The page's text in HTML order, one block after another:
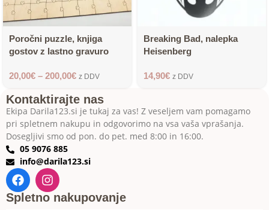
Poročni puzzle, knjiga
gostov z lastno gravuro
20,00€ – 200,00€ z DDV
Breaking Bad, nalepka
Heisenberg
14,90€ z DDV
Kontaktirajte nas
Ekipa Darila123.si je tukaj za vas! Z veseljem vam pomagamo
pri spletnem nakupu in odgovorimo na vsa vaša vprašanja.
Dosegljivi smo od pon. do pet. med 8:00 in 16:00.
05 9076 885
info@darila123.si
Spletno nakupovanje